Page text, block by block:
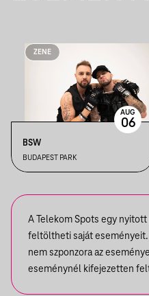
ZENE
BSW
BUDAPEST PARK
AUG
06
A Telekom Spots egy
feltöltheti saját eseményeit.
nem szponzora az
eseménynél kifejezetten